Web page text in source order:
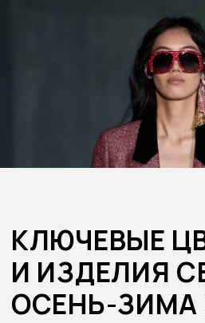
КЛЮЧЕВЫЕ ЦВЕТА
Дата: 1 Июля 2026 года | 14.00 (МСК)
Формат:Онлайн мастер-класс
Спикеры:Лиззи Боуринг и Ирина
Кушнеревич